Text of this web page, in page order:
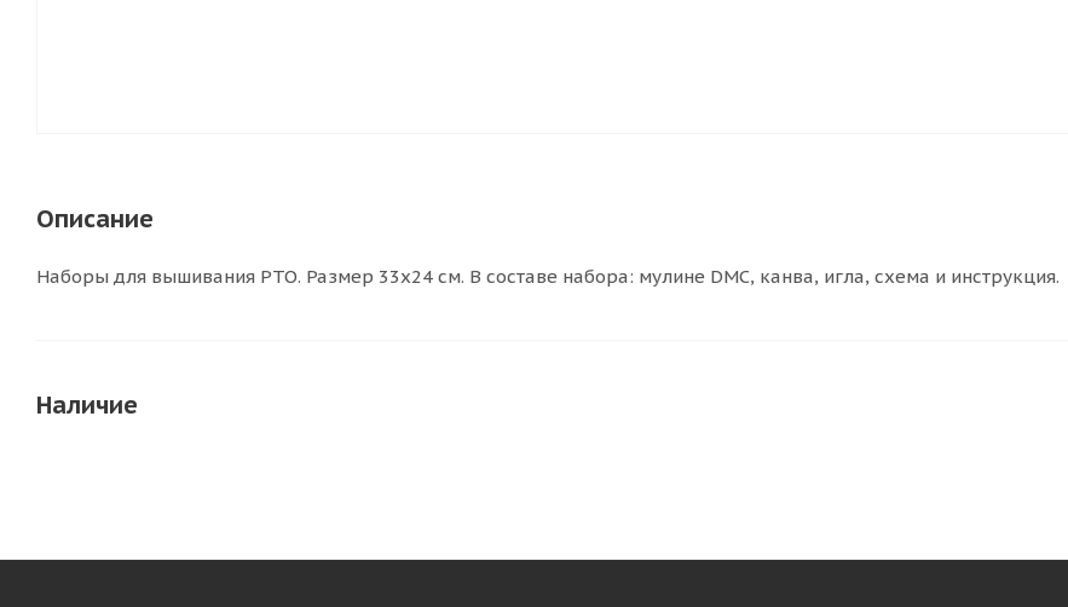
Описание
Наборы для вышивания РТО. Размер 33х24 см. В составе набора: мулине DMC, канва, игла, схема и инструкция.
Наличие